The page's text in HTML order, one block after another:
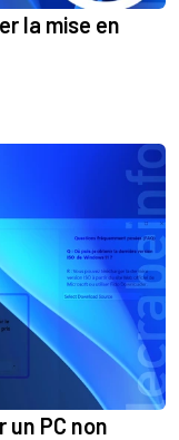
la mise en
un PC non